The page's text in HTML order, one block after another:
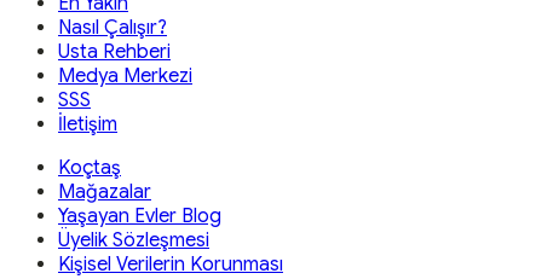
Nasıl Çalışır?
Usta Rehberi
Medya Merkezi
SSS
İletişim
Koçtaş
Mağazalar
Yaşayan Evler Blog
Üyelik Sözleşmesi
Kişisel Verilerin Korunması